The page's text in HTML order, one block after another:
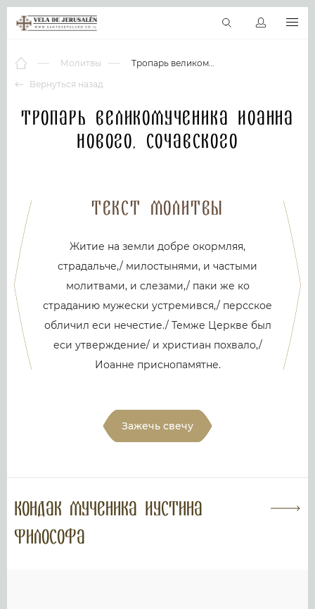
Виртуальные туры
RU
Вернуться назад
Молитвы Тропарь великомученика Иоанна Нового, Сочавского
Тропарь великомученика Иоанна
Нового, Сочавского
Текст молитвы
Житие на земли добре окормляя,
страдальче,/ милостынями, и частыми
молитвами, и слезами,/ паки же ко
страданию мужески устремився,/ персское
обличил еси нечестие./ Темже Церкве был
еси утверждение/ и христиан похвало,/
Иоанне приснопамятне.
Зажечь свечу
Кондак мученика Иустина
Философа